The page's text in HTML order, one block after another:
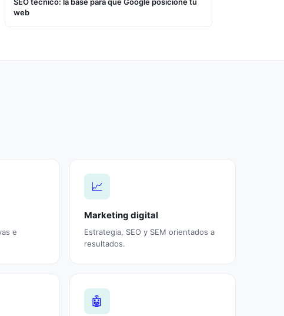
web
e
📈
Marketing digital
Estrategia, SEO y SEM orientados a
resultados.
🤖